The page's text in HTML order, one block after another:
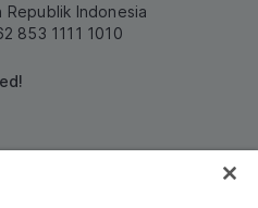
Republik Indonesia
853 1111 1010